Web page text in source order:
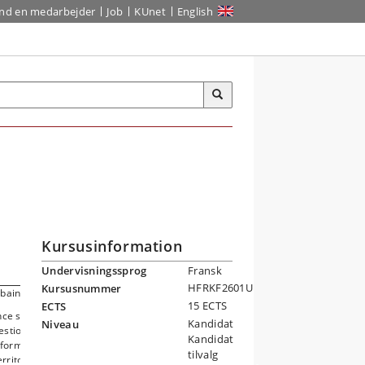
en medarbejder Job KUnet English
en France »
sur les autres variétés
ce rapport. Plusieurs
dans les années
Cette décision
Kursusinformation
Undervisningssprog
Fransk
Kursusnummer
HFRKF2601U
ECTS
15 ECTS
Niveau
Kandidat
Kandidat
tilvalg